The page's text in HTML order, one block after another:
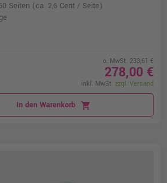
Seiten (ca. 2,6 Cent / Seite)
o. MwSt. 233,61 €
278,00 €
inkl. MwSt. zzgl. Versand
In den Warenkorb shopping_cart